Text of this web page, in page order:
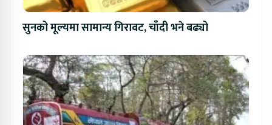
सुनको मूल्यमा सामान्य गिरावट, चाँदी भने बढ्यो